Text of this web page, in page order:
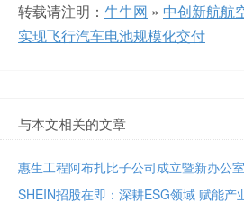
转载请注明： 牛牛网 » 中创新航航
实现飞行汽车电池规模化交付
与本文相关的文章
惠生工程阿布扎比子公司成立暨新办公
SHEIN招股在即：深耕ESG领域 赋能产